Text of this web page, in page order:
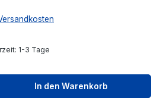
1-3 Tage
Gib den
In den Warenkorb